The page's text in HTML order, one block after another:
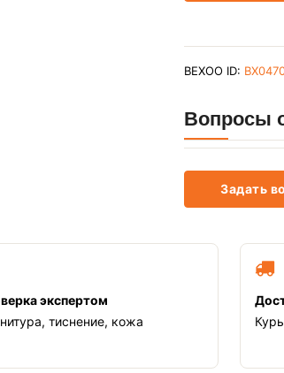
BEXOO ID:
Вопросы
Задать
экспертом
тиснение, кожа